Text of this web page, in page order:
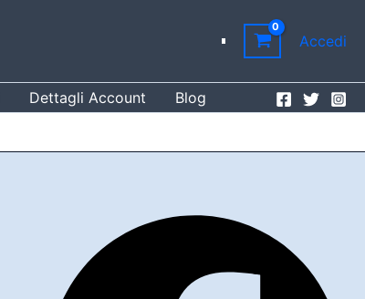
Accedi
Dettagli Account
Blog